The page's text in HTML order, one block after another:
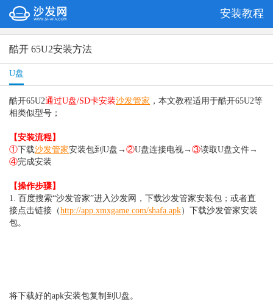
安装教程
酷开 65U2安装方法
U盘
酷开65U2通过U盘/SD卡安装沙发管家 ，本文教程适用于酷开65U2等
相类似型号；
【安装流程】
①下载沙发管家安装包到U盘→ ②U盘连接电视→ ③读取U盘文件→
④完成安装
【操作步骤】
1. 百度搜索“沙发管家”进入沙发网，下载沙发管家安装包；或者直
接点击链接（http://app.xmxgame.com/shafa.apk） 下载沙发管家安装
包。
将下载好的apk安装包复制到U盘。